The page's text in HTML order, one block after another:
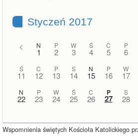
Styczeń 2017
< N
1
P
2
W
3
Ś
4
C
5
P
6
Ś
11
C
12
P
13
S
14
N
15
P
16
W
17
N
22
P
23
W
24
Ś
25
C
26
P
27
S
28
Wspomnienia świętych Kościoła Katolickiego